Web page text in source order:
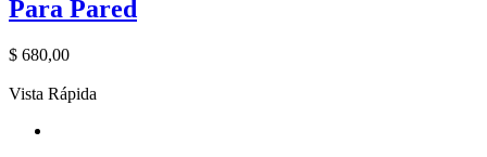
Para Pared
$ 680,00
Vista Rápida